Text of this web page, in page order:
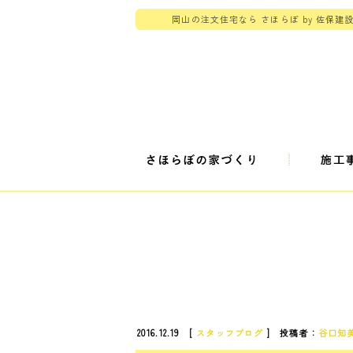
岡山の注文住宅なら さほらぼ by 佐保建
2016.12.19 [ スタッフブログ ] 投稿者： 谷口知